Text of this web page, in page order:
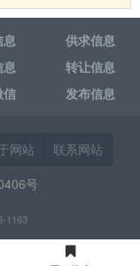
息
供求信息
息
转让信息
信 发布信息
网站
联系网站
号
1163